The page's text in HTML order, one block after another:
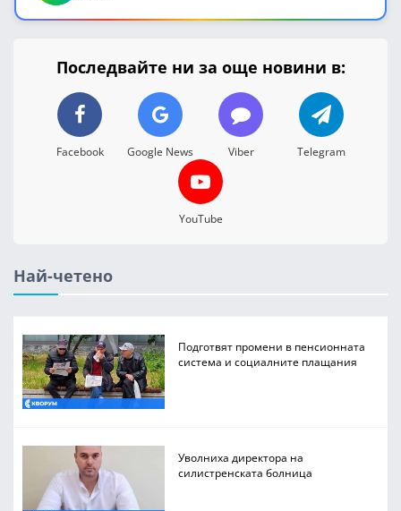
Последвайте ни за още новини в:
Facebook Google News Viber Telegram
YouTube
Най-четено
Подготвят промени в пенсионната
система и социалните плащания
Уволниха директора на
силистренската болница